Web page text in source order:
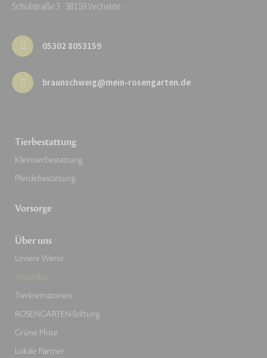
Schulstraße 3 · 38159 Vechelde
05302 8053159
braunschweig@mein-rosengarten.de
Tierbestattung
Kleintierbestattung
Pferdebestattung
Vorsorge
Über uns
Unsere Werte
Aktuelles
Tierkrematorien
ROSENGARTEN-Stiftung
Grüne Pfote
Lokale Partner